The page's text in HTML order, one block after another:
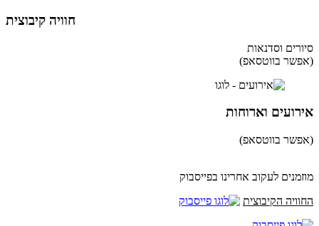
חוויה קיבוצית
סיורים וסדנאות
(אפשר בווטסאפ)
אירועים וארוחות
(אפשר בווטסאפ)
מוזמנים לעקוב אחרינו בפייסבוק
החוויה הקיבוצית